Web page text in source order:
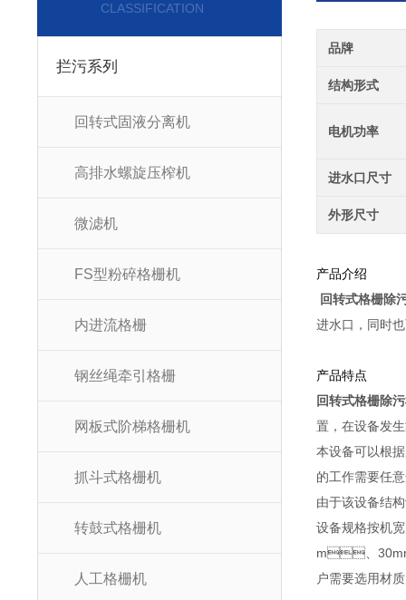
CLASSIFICATION
拦污系列
回转式固液分离机
高排水螺旋压榨机
微滤机
FS型粉碎格栅机
内进流格栅
钢丝绳牵引格栅
网板式阶梯格栅机
抓斗式格栅机
转鼓式格栅机
人工格栅机
品牌
结构形式
电机功率
进水口尺寸
外形尺寸
产品介绍
回转式格栅除
进水口，同时
产品特点
回转式格栅除
置，在设备发
本设备可以根据
的工作需要任意
由于该设备结构
设备规格按机
m、
户需要选用材质